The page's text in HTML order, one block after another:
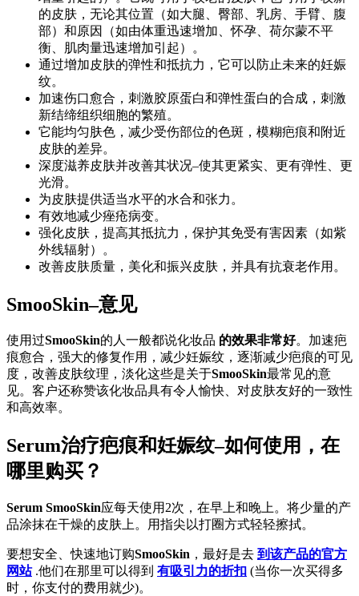
的皮肤，无论其位置（如大腿、臀部、乳房、手臂、腹
部）和原因（如由体重迅速增加、怀孕、荷尔蒙不平
衡、肌肉量迅速增加引起）。
通过增加皮肤的弹性和抵抗力，它可以防止未来的妊娠
纹。
加速伤口愈合，刺激胶原蛋白和弹性蛋白的合成，刺激
新结缔组织细胞的繁殖。
它能均匀肤色，减少受伤部位的色斑，模糊疤痕和附近
皮肤的差异。
深度滋养皮肤并改善其状况–使其更紧实、更有弹性、更
光滑。
为皮肤提供适当水平的水合和张力。
有效地减少痤疮病变。
强化皮肤，提高其抵抗力，保护其免受有害因素（如紫
外线辐射）。
改善皮肤质量，美化和振兴皮肤，并具有抗衰老作用。
SmooSkin–意见
使用过SmooSkin的人一般都说化妆品 的效果非常好。加速疤
痕愈合，强大的修复作用，减少妊娠纹，逐渐减少疤痕的可见
度，改善皮肤纹理，淡化这些是关于SmooSkin最常见的意
见。客户还称赞该化妆品具有令人愉快、对皮肤友好的一致性
和高效率。
Serum治疗疤痕和妊娠纹–如何使用，在
哪里购买？
Serum SmooSkin应每天使用2次，在早上和晚上。将少量的产
品涂抹在干燥的皮肤上。用指尖以打圈方式轻轻擦拭。
要想安全、快速地订购SmooSkin ，最好是去 到该产品的官方
网站 .他们在那里可以得到 有吸引力的折扣 (当你一次买得多
时，你支付的费用就少)。